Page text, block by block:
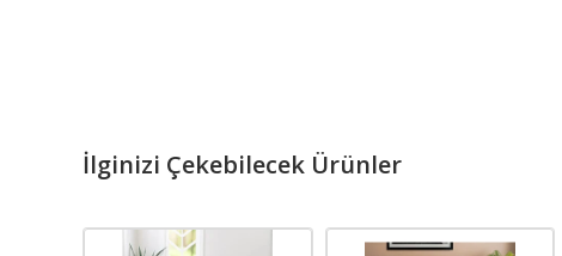
İlginizi Çekebilecek Ürünler